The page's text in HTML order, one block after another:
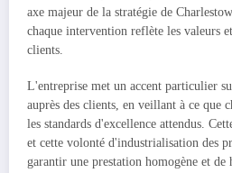
axe majeur de la stratégie de
chaque intervention reflète les valeurs
clients.
L'entreprise met un accent particulier
auprès des clients, en veillant à ce que
les standards d'excellence attendus.
et cette volonté d'industrialisation des
garantir une prestation homogène et